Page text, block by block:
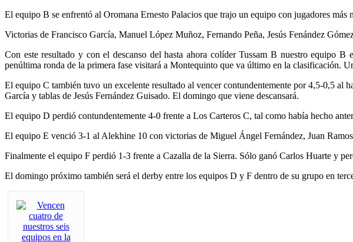
El equipo B se enfrentó al Oromana Ernesto Palacios que trajo un equipo con jugadores más
Victorias de Francisco García, Manuel López Muñoz, Fernando Peña, Jesús Fenández
Con este resultado y con el descanso del hasta ahora colíder Tussam B nuestro equipo
penúltima ronda de la primera fase visitará a Montequinto que va último en la clasificación.
El equipo C también tuvo un excelente resultado al vencer contundentemente por 4,5-0,5
García y tablas de Jesús Fernández Guisado. El domingo que viene descansará.
El equipo D perdió contundentemente 4-0 frente a Los Carteros C, tal como había hecho
El equipo E venció 3-1 al Alekhine 10 con victorias de Miguel Ángel Fernández, Juan
Finalmente el equipo F perdió 1-3 frente a Cazalla de la Sierra. Sólo ganó Carlos Huarte y
El domingo próximo también será el derby entre los equipos D y F dentro de su grupo en